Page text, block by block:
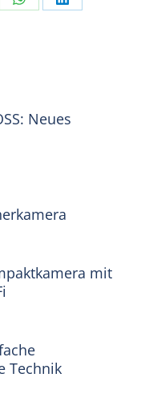
Share Share
Neues
mit
Technik